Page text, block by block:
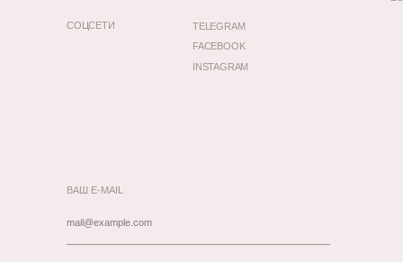
FACEBOOK
СОЦСЕТИ TELEGRAM
INSTAGRAM
ВАШ E-MAIL